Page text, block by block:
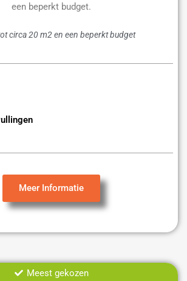
een beperkt budget.
circa 20 m2 en een beperkt budget
Meer Informatie
Meest gekozen